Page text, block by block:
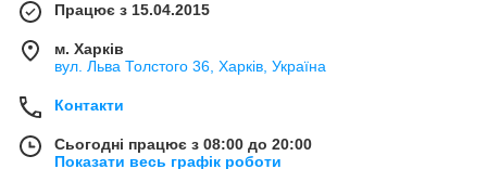
Працює з 15.04.2015
м. Харків
вул. Льва Толстого 36, Харків, Україна
Контакти
Сьогодні працює з 08:00 до 20:00
Показати весь графік роботи